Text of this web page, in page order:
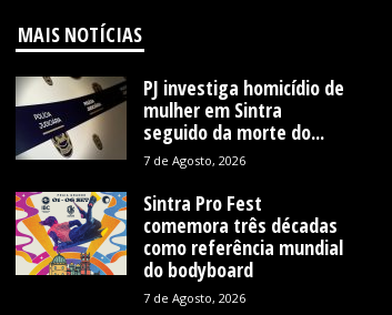
MAIS NOTÍCIAS
PJ investiga homicídio de
mulher em Sintra
seguido da morte do...
7 de Agosto, 2026
Sintra Pro Fest
comemora três décadas
como referência mundial
do bodyboard
7 de Agosto, 2026